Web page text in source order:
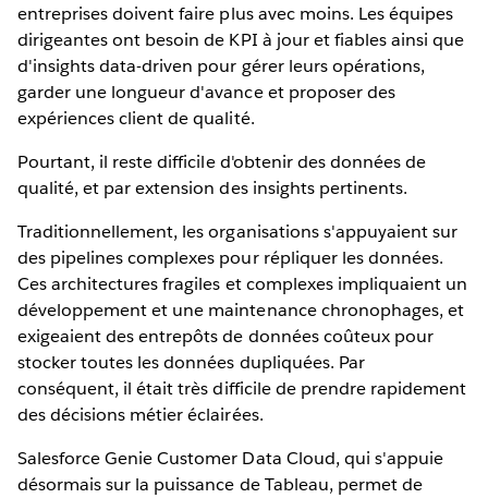
entreprises doivent faire plus avec moins. Les équipes
dirigeantes ont besoin de KPI à jour et fiables ainsi que
d'insights data-driven pour gérer leurs opérations,
garder une longueur d'avance et proposer des
expériences client de qualité.
Pourtant, il reste difficile d'obtenir des données de
qualité, et par extension des insights pertinents.
Traditionnellement, les organisations s'appuyaient sur
des pipelines complexes pour répliquer les données.
Ces architectures fragiles et complexes impliquaient un
développement et une maintenance chronophages, et
exigeaient des entrepôts de données coûteux pour
stocker toutes les données dupliquées. Par
conséquent, il était très difficile de prendre rapidement
des décisions métier éclairées.
Salesforce Genie Customer Data Cloud, qui s'appuie
désormais sur la puissance de Tableau, permet de